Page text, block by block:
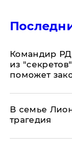
Командир
из
поможет
В семье
трагедия